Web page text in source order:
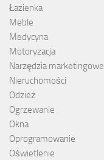
Łazienka
Meble
Medycyna
Motoryzacja
Narzędzia marketingowe
Nieruchomości
Odzież
Ogrzewanie
Okna
Oprogramowanie
Oświetlenie